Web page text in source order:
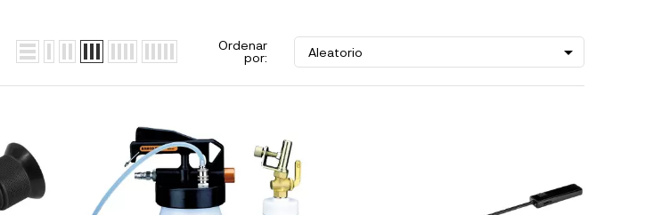
Ordenar
por:
Aleatorio 